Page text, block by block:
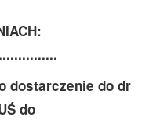
dostarczenie do dr
do